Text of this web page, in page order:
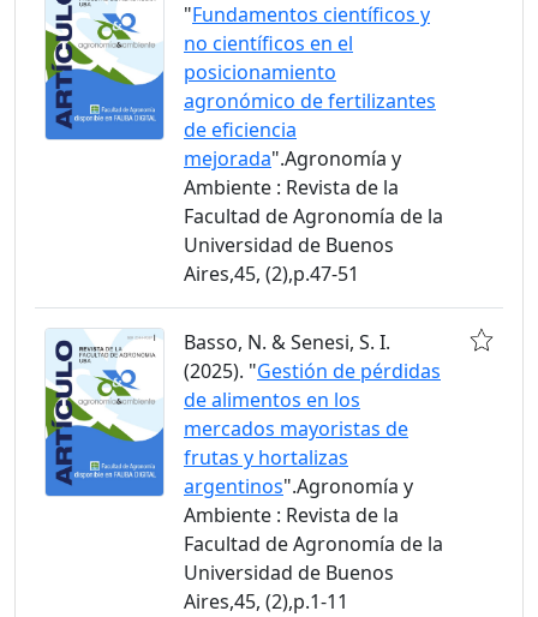
"Fundamentos científicos y
no científicos en el
posicionamiento
agronómico de fertilizantes
de eficiencia
mejorada".Agronomía y
Ambiente : Revista de la
Facultad de Agronomía de la
Universidad de Buenos
Aires,45, (2),p.47-51
Basso, N. & Senesi, S. I.
(2025). "Gestión de pérdidas
de alimentos en los
mercados mayoristas de
frutas y hortalizas
argentinos".Agronomía y
Ambiente : Revista de la
Facultad de Agronomía de la
Universidad de Buenos
Aires,45, (2),p.1-11